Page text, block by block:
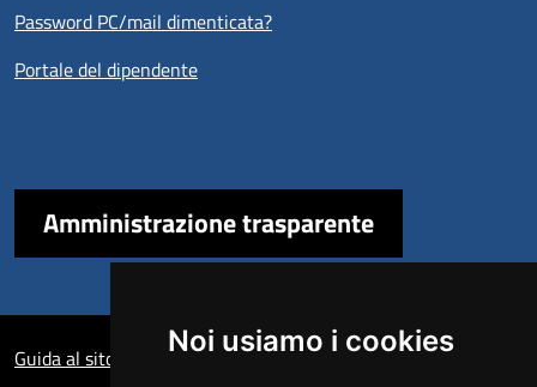
Noi usiamo i cookies
Password PC/mail dimenticata?
Portale del dipendente
Amministrazione trasparente
Guida al sito